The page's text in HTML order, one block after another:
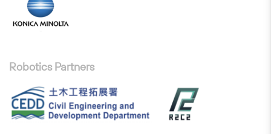
Robotics Partners